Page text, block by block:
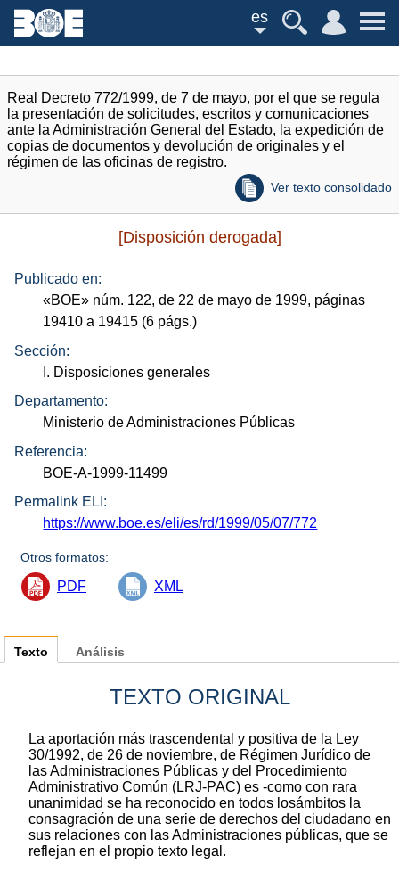
es
Real Decreto 772/1999, de 7 de mayo, por el que se regula
la presentación de solicitudes, escritos y comunicaciones
ante la Administración General del Estado, la expedición de
copias de documentos y devolución de originales y el
régimen de las oficinas de registro.
Ver texto consolidado
[Disposición derogada]
Publicado en:
«BOE» núm. 122, de 22 de mayo de 1999, páginas
19410 a 19415 (6 págs.)
Sección:
I. Disposiciones generales
Departamento:
Ministerio de Administraciones Públicas
Referencia:
BOE-A-1999-11499
Permalink ELI:
https://www.boe.es/eli/es/rd/1999/05/07/772
Otros formatos:
PDF XML
Texto
TEXTO ORIGINAL
La aportación más trascendental y positiva de la Ley
30/1992, de 26 de noviembre, de Régimen Jurídico de
las Administraciones Públicas y del Procedimiento
Administrativo Común (LRJ-PAC) es -como con rara
unanimidad se ha reconocido en todos losámbitos la
consagración de una serie de derechos del ciudadano en
sus relaciones con las Administraciones públicas, que se
reflejan en el propio texto legal.
Análisis